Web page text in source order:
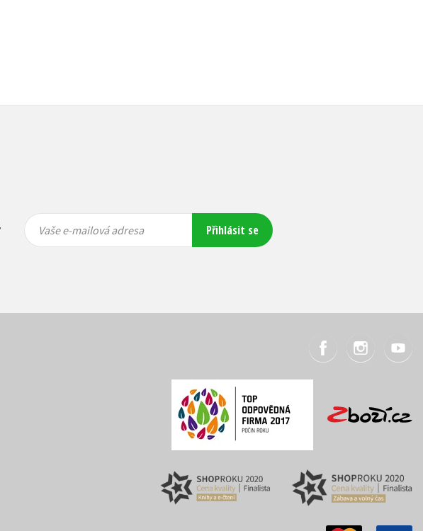
mailová
mailová
Vaše e-mailová adresa Přihlásit se